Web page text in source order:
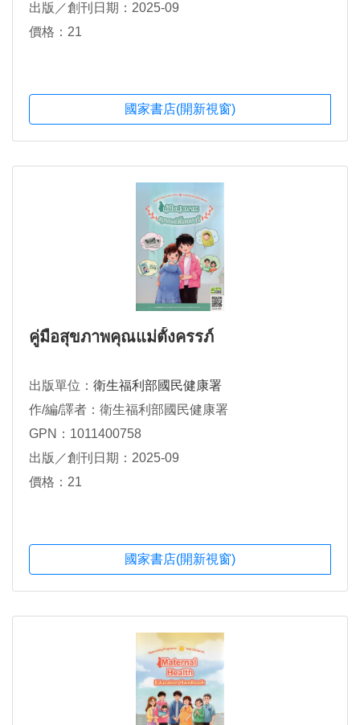
出版／創刊日期：2025-09
價格：21
國家書店(開新視窗)
คู่มือสุขภาพคุณแม่ตั้งครรภ์
出版單位： 衛生福利部國民健康署
作/編/譯者：衛生福利部國民健康署
GPN：1011400758
出版／創刊日期：2025-09
價格：21
國家書店(開新視窗)